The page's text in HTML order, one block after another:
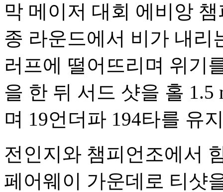
막 메이저 대회 에비앙
종 라운드에서 비가 내리
러프에 떨어뜨리며 위기
을 한 뒤 서드 샷을 홀
며 19언더파 194타를 유
전인지와 챔피언조에서
페어웨이 가운데로 티샷